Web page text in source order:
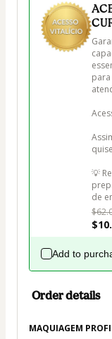
💡
de
Add to
Order details
MAQUIAGEM